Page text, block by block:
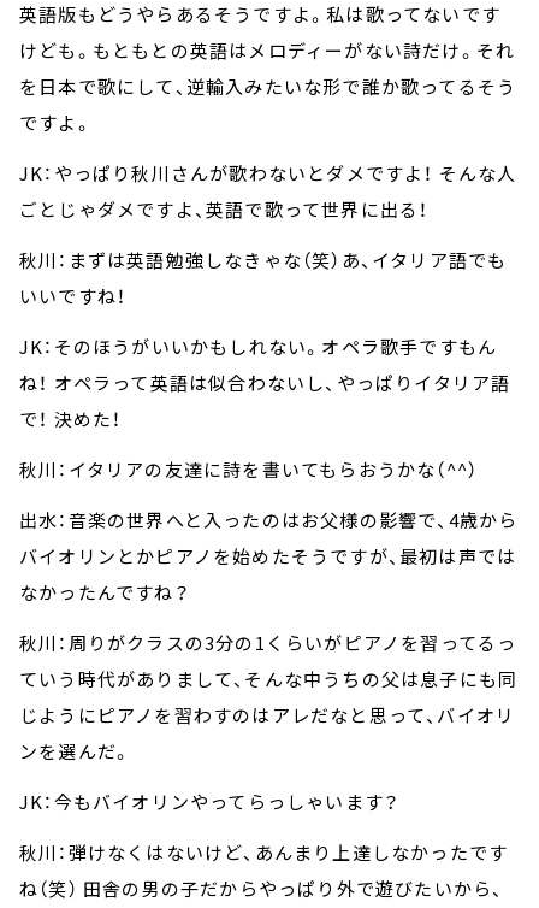
英語版もどうやらあるそうですよ。私は歌ってないです
けども。もともとの英語はメロディーがない詩だけ。それ
を日本で歌にして、逆輸入みたいな形で誰か歌ってるそう
ですよ。
JK：やっぱり秋川さんが歌わないとダメですよ！ そんな人
ごとじゃダメですよ、英語で歌って世界に出る！
秋川：まずは英語勉強しなきゃな（笑）あ、イタリア語でも
いいですね！
JK：そのほうがいいかもしれない。オペラ歌手ですもん
ね！ オペラって英語は似合わないし、やっぱりイタリア語
で！ 決めた！
秋川：イタリアの友達に詩を書いてもらおうかな（^^）
出水：音楽の世界へと入ったのはお父様の影響で、4歳から
バイオリンとかピアノを始めたそうですが、最初は声では
なかったんですね？
秋川：周りがクラスの3分の1くらいがピアノを習ってるっ
ていう時代がありまして、そんな中うちの父は息子にも同
じようにピアノを習わすのはアレだなと思って、バイオリ
ンを選んだ。
JK：今もバイオリンやってらっしゃいます？
秋川：弾けなくはないけど、あんまり上達しなかったです
ね（笑） 田舎の男の子だからやっぱり外で遊びたいから、